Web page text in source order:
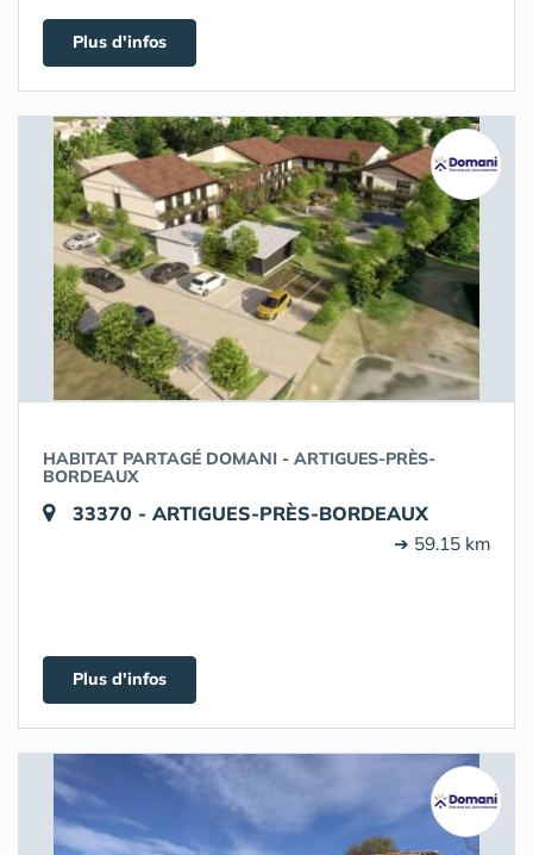
Plus d'infos
HABITAT PARTAGÉ DOMANI - ARTIGUES-PRÈS-
BORDEAUX
33370 - ARTIGUES-PRÈS-BORDEAUX
➔ 59.15 km
Plus d'infos